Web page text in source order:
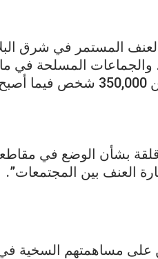
المستمر في شرق
والجماعات المسلحة
قلقة بشأن الوضع في
العنف بين المجتمعات”.
مساهمتهم السخية في